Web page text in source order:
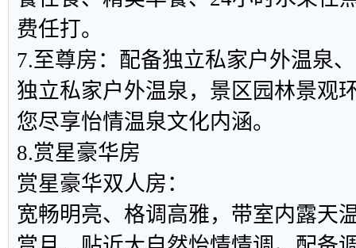
费任打。
7.至尊房：配备独立私家户外温泉
独立私家户外温泉，景区园林景观
您尽享怡情温泉文化内涵。
8.赏星豪华房
赏星豪华双人房：
宽畅明亮、格调高雅，带室内露天